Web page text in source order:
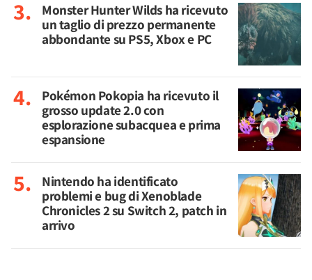
Monster Hunter Wilds ha ricevuto
un taglio di prezzo permanente
abbondante su PS5, Xbox e PC
Pokémon Pokopia ha ricevuto il
grosso update 2.0 con
esplorazione subacquea e prima
espansione
Nintendo ha identificato
problemi e bug di Xenoblade
Chronicles 2 su Switch 2, patch in
arrivo